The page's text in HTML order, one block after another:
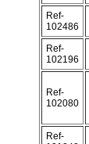
Ref-
102486
Ref-
102196
Ref-
102080
Ref-